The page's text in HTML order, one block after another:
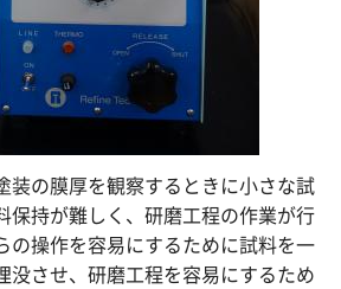
装の膜厚を観察するときに小さな試
保持が難しく、研磨工程の作業が行
の操作を容易にするために試料を一
没させ、研磨工程を容易にするため